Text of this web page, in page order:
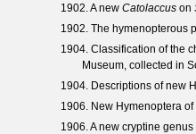
1902. A new Catolaccus on
1902. The hymenopterous
1904. Classification of the
Museum, collected in
1904. Descriptions of new
1906. New Hymenoptera
1906. A new cryptine